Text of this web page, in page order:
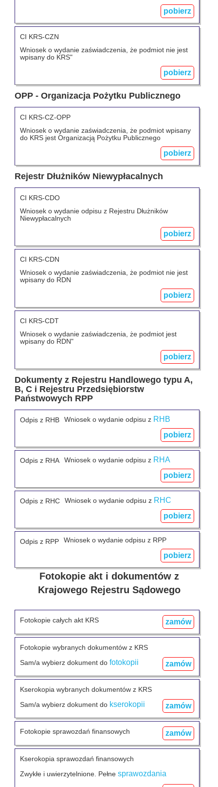
pobierz
CI KRS-CZN
Wniosek o wydanie zaświadczenia, że podmiot nie jest
wpisany do KRS"
pobierz
OPP - Organizacja Pożytku Publicznego
CI KRS-CZ-OPP
Wniosek o wydanie zaświadczenia, że podmiot wpisany
do KRS jest Organizacją Pożytku Publicznego
pobierz
Rejestr Dłużników Niewypłacalnych
CI KRS-CDO
Wniosek o wydanie odpisu z Rejestru Dłużników
Niewypłacalnych
pobierz
CI KRS-CDN
Wniosek o wydanie zaświadczenia, że podmiot nie jest
wpisany do RDN
pobierz
CI KRS-CDT
Wniosek o wydanie zaświadczenia, że podmiot jest
wpisany do RDN"
pobierz
Dokumenty z Rejestru Handlowego typu A,
B, C i Rejestru Przedsiębiorstw
Państwowych RPP
Odpis z RHB Wniosek o wydanie odpisu z RHB
pobierz
Odpis z RHA Wniosek o wydanie odpisu z RHA
pobierz
Odpis z RHC Wniosek o wydanie odpisu z RHC
pobierz
Odpis z RPP Wniosek o wydanie odpisu z RPP
pobierz
Fotokopie akt i dokumentów z
Krajowego Rejestru Sądowego
Fotokopie całych akt KRS zamów
Fotokopie wybranych dokumentów z KRS
Sam/a wybierz dokument do fotokopii zamów
Kserokopia wybranych dokumentów z KRS
Sam/a wybierz dokument do kserokopii zamów
Fotokopie sprawozdań finansowych zamów
Kserokopia sprawozdań finansowych
Zwykłe i uwierzytelnione. Pełne sprawozdania